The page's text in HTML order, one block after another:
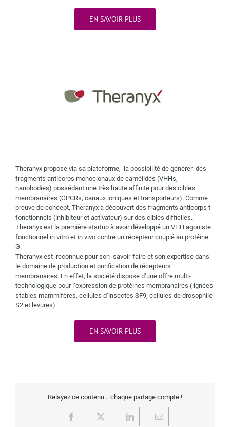
EN SAVOIR PLUS
Theranyx propose via sa plateforme, la possibilité de générer des
fragments anticorps monoclonaux de camélidés (VHHs,
nanobodies) possédant une très haute affinité pour des cibles
membranaires (GPCRs, canaux ioniques et transporteurs). Comme
preuve de concept, Theranyx a découvert des fragments anticorps t
fonctionnels (inhibiteur et activateur) sur des cibles difficiles.
Theranyx est la première startup à avoir développé un VHH agoniste
fonctionnel in vitro et in vivo contre un récepteur couplé au protéine
G.
Theranyx est reconnue pour son savoir-faire et son expertise dans
le domaine de production et purification de récepteurs
membranaires. En effet, la société dispose d’une offre multi-
technologique pour l’expression de protéines membranaires (lignées
stables mammifères, cellules d’insectes SF9, cellules de drosophile
S2 et levures).
EN SAVOIR PLUS
Relayez ce contenu... chaque partage compte !
Facebook LinkedInEmail